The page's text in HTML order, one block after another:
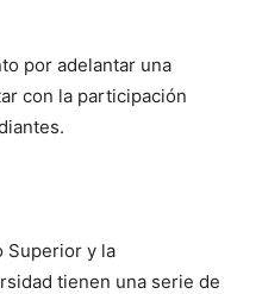
por adelantar una
con la participación
Superior y la
tienen una serie de